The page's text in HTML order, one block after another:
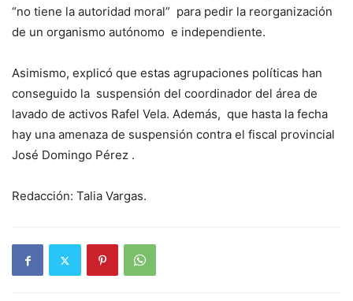
“no tiene la autoridad moral” para pedir la reorganización
de un organismo autónomo e independiente.
Asimismo, explicó que estas agrupaciones políticas han
conseguido la suspensión del coordinador del área de
lavado de activos Rafel Vela. Además, que hasta la fecha
hay una amenaza de suspensión contra el fiscal provincial
José Domingo Pérez .
Redacción: Talia Vargas.